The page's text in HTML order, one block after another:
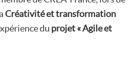
Créativité et transformation
du projet « Agile et